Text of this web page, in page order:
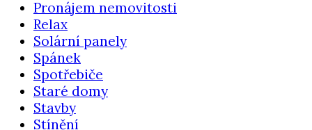
Pronájem nemovitosti
Relax
Solární panely
Spánek
Spotřebiče
Staré domy
Stavby
Stínění